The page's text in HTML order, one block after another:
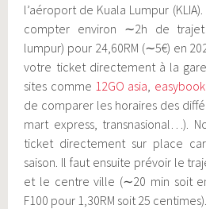
l’aéroport de Kuala Lumpur
compter environ ∼2h de
lumpur) pour 24,60RM (∼5€) en
votre ticket directement à la
sites comme 12GO asia easybook
de comparer les horaires des
mart express, transnasional…).
ticket directement sur place
saison. Il faut ensuite prévoir le
et le centre ville (∼20 min soit
F100 pour 1,30RM soit 25 centimes).